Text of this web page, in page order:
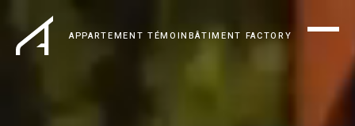
APPARTEMENT TÉMOINBÂTIMENT FACTORY